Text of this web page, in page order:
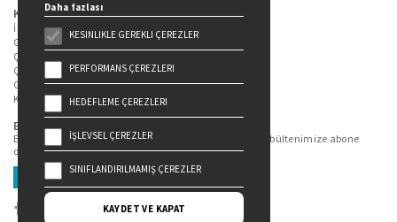
Kişisel Verilerin Korunması
İlgili Kişi Başvuru Formu
Genel Aydınlatma Metni
Çekiliş Aydınlatma Metni
Çerez Aydınlatma Metni
Gizlilik Politikası
Kullanım Şartları
Bizi Takip Edin...
En güncel kitap ve etkinliklerden haberdar olmak için bültenimize abone
olun.
Üye Ol
Daha fazlası
KESINLIKLE GEREKLI ÇEREZLER
PERFORMANS ÇEREZLERI
HEDEFLEME ÇEREZLERI
İŞLEVSEL ÇEREZLER
SINIFLANDIRILMAMIŞ ÇEREZLER
KAYDET VE KAPAT